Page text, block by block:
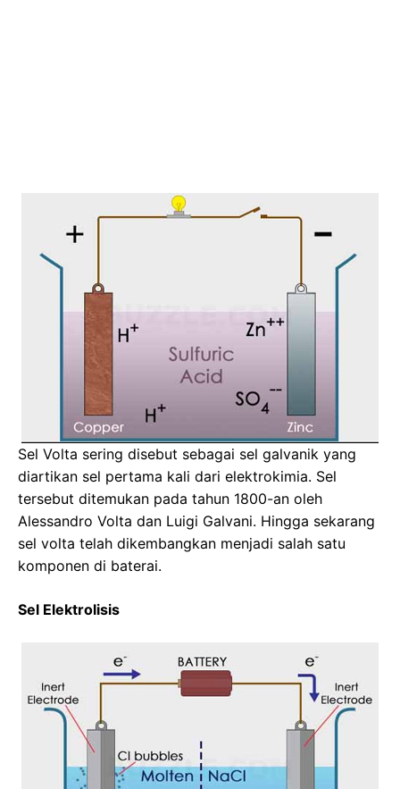
Sel Volta sering disebut sebagai sel galvanik yang
diartikan sel pertama kali dari elektrokimia. Sel
tersebut ditemukan pada tahun 1800-an oleh
Alessandro Volta dan Luigi Galvani. Hingga sekarang
sel volta telah dikembangkan menjadi salah satu
komponen di baterai.
Sel Elektrolisis